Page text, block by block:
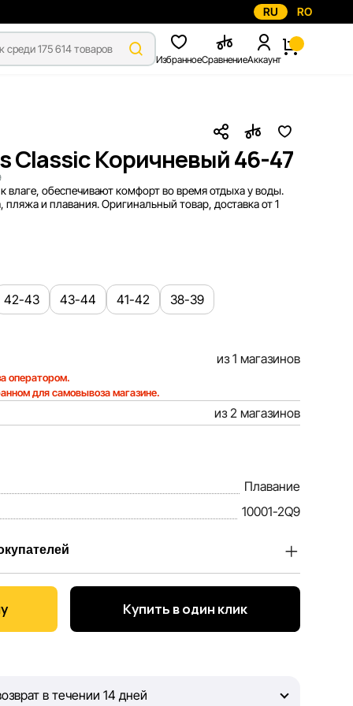
RU RO
ИзбранноеСравнениеАккаунт
Classic Коричневый 46-47
влаге, обеспечивают комфорт во время отдыха у воды.
и плавания. Оригинальный товар, доставка от 1
42-43 43-44 41-42
38-39
из 1 магазинов
оператором.
для самовывоза магазине.
из 2 магазинов
Плавание
10001-2Q9
ценим доверие наших покупателей.
чтобы информация о товарах и услугах,
максимально полной, объективной и актуальной.
контроль, Sportlandia не может гарантировать
Купить в один клик
в течении 14 дней